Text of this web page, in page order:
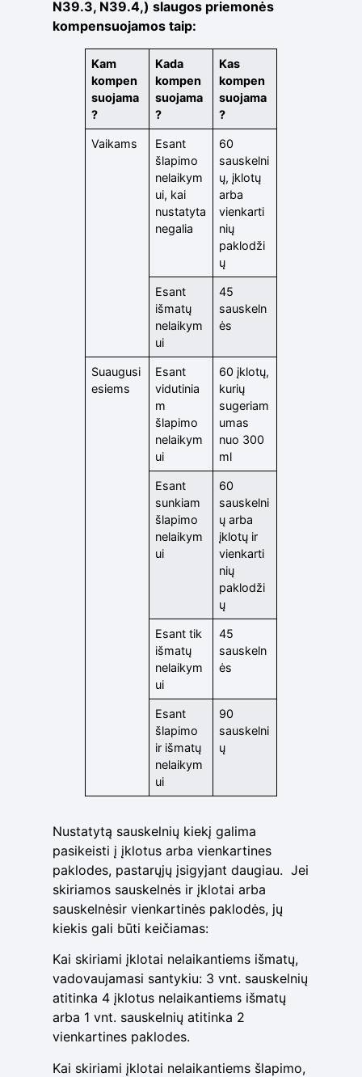
N39.3, N39.4,) slaugos priemonės
kompensuojamos taip:
Kam
kompen
suojama
?
Kada
kompen
suojama
?
Kas
kompen
suojama
?
Vaikams
Esant
šlapimo
nelaikym
ui, kai
nustatyta
negalia
60
sauskelni
ų, įklotų
arba
vienkarti
nių
paklodži
ų
Esant
išmatų
nelaikym
ui
45
sauskeln
ės
Suaugusi
esiems
Esant
vidutinia
m
šlapimo
nelaikym
ui
60 įklotų,
kurių
sugeriam
umas
nuo 300
ml
Esant
sunkiam
šlapimo
nelaikym
ui
60
sauskelni
ų arba
įklotų ir
vienkarti
nių
paklodži
ų
Esant tik
išmatų
nelaikym
ui
45
sauskeln
ės
Esant
šlapimo
ir išmatų
nelaikym
ui
90
sauskelni
ų
Nustatytą sauskelnių kiekį galima
pasikeisti į įklotus arba vienkartines
paklodes, pastarųjų įsigyjant daugiau. Jei
skiriamos sauskelnės ir įklotai arba
sauskelnėsir vienkartinės paklodės, jų
kiekis gali būti keičiamas:
Kai skiriami įklotai nelaikantiems išmatų,
vadovaujamasi santykiu: 3 vnt. sauskelnių
atitinka 4 įklotus nelaikantiems išmatų
arba 1 vnt. sauskelnių atitinka 2
vienkartines paklodes.
Kai skiriami įklotai nelaikantiems šlapimo,